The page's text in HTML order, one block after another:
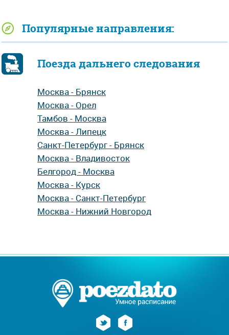
Популярные направления:
Поезда дальнего следования
Москва - Брянск
Москва - Орел
Тамбов - Москва
Москва - Липецк
Санкт-Петербург - Брянск
Москва - Владивосток
Белгород - Москва
Москва - Курск
Москва - Санкт-Петербург
Москва - Нижний Новгород